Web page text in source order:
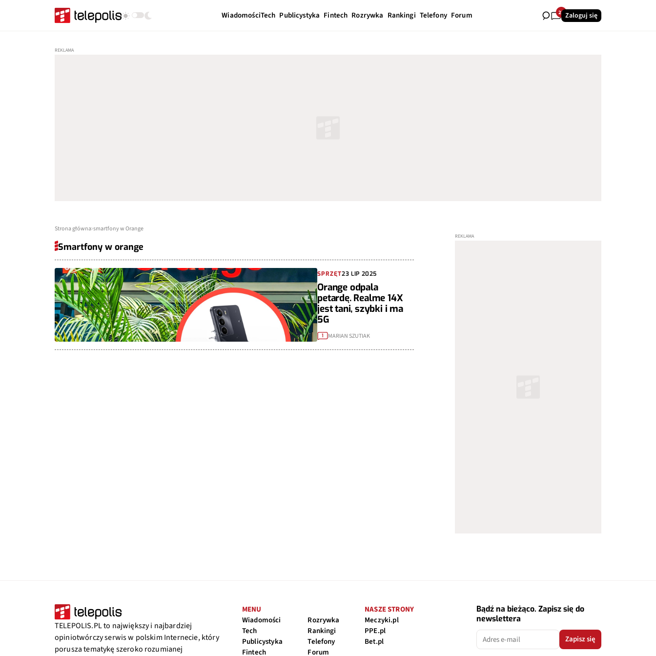
WiadomościTech Publicystyka Fintech Rozrywka Rankingi Telefony Forum 23Zaloguj się
Strona główna smartfony w Orange
Smartfony w orange
SPRZĘT23 LIP 2025
Orange odpala
petardę. Realme 14X
jest tani, szybki i ma
5G
1 MARIAN SZUTIAK
TELEPOLIS.PL to największy i najbardziej
opiniotwórczy serwis w polskim Internecie, który
porusza tematykę szeroko rozumianej
MENU
Wiadomości
Tech
Publicystyka
Fintech
Rozrywka
Rankingi
Telefony
Forum
NASZE STRONY
Meczyki.pl
PPE.pl
Bet.pl
Bądź na bieżąco. Zapisz się do
newslettera
Zapisz się